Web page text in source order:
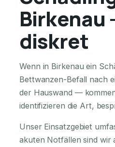
Birkenau
diskret
Wenn in Birkenau ein
Bettwanzen-Befall nach
der Hauswand —
identifizieren die Art,
Unser Einsatzgebiet
akuten Notfällen sind